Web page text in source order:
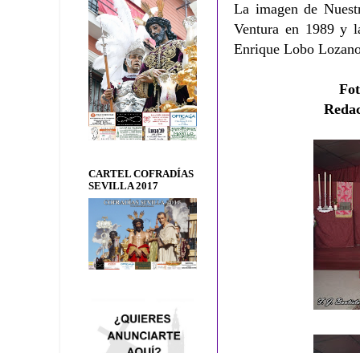
La imagen de
Ventura en 1989 y
Enrique Lobo
CARTEL COFRADÍAS
SEVILLA 2017